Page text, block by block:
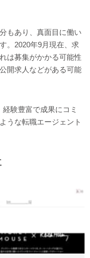
もあり、真面目に働い
。2020年9月現在、求
は募集がかかる可能性
開求人などがある可能
験豊富で成果にコミ
うな転職エージェント